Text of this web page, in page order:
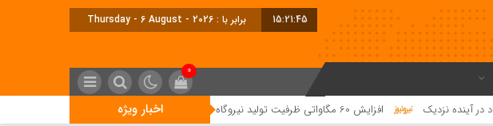
15:21:46 برابر با : Thursday - 6 August - 2026
0
اخبار ویژه افزایش 60 مگاواتی ظرفیت تولید نیروگاه رامین برای تابستان امسال شناسایی 8 منطقه مستعد برای احداث نیروگاه زمین‌گرمایی در کشور